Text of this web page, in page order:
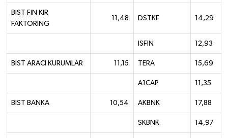
BIST FIN KIR
FAKTORING
11,48 DSTKF 14,29
ISFIN 12,93
BIST ARACI KURUMLAR 11,15 TERA 15,69
A1CAP 11,35
BIST BANKA 10,54 AKBNK 17,88
SKBNK 14,97